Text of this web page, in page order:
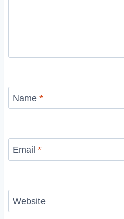
Name *
Email *
Website